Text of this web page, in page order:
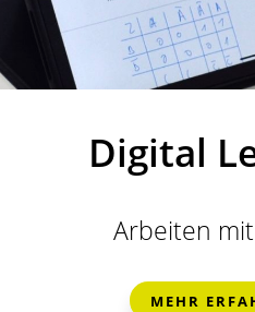
Digital
Arbeiten
MEHR